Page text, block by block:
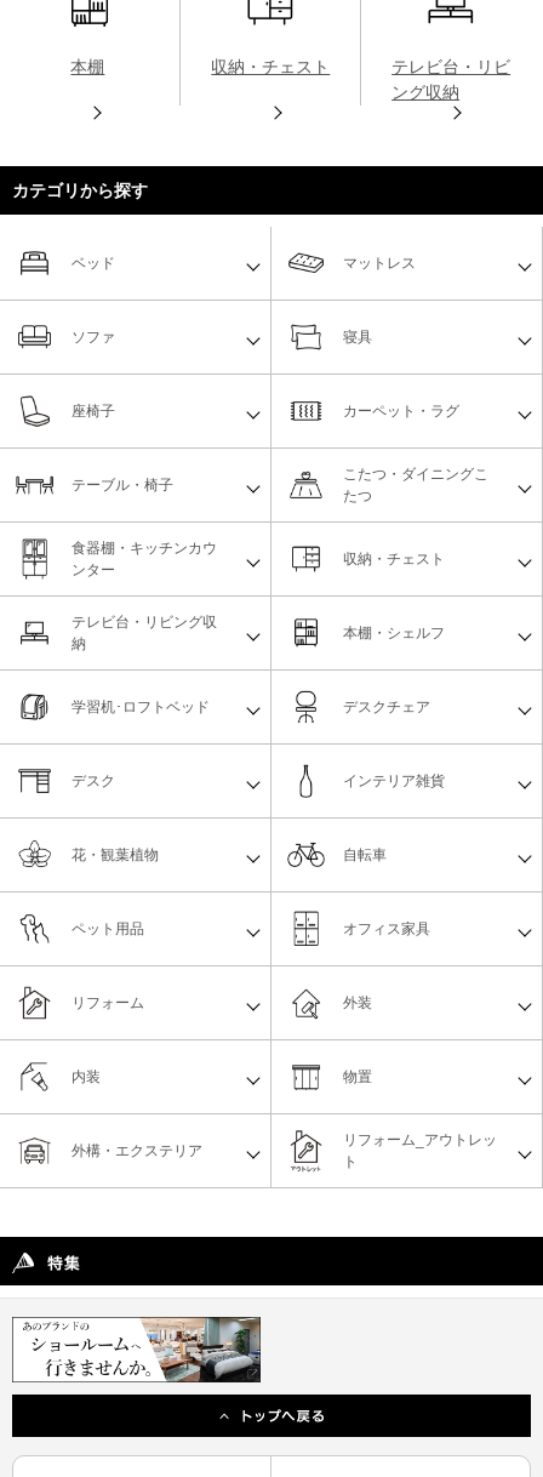
本棚 収納・チェスト
テレビ台・リビ
ング収納
カテゴリから探す
ベッド マットレス
ソファ 寝具
座椅子 カーペット・ラグ
テーブル・椅子
こたつ・ダイニングこ
たつ
食器棚・キッチンカウ
ンター
収納・チェスト
テレビ台・リビング収
納
本棚・シェルフ
学習机･ロフトベッド デスクチェア
デスク インテリア雑貨
花・観葉植物 自転車
ペット用品 オフィス家具
リフォーム
リフォーム_アウトレッ
ト
物置
外構・エクステリア
外装
内装